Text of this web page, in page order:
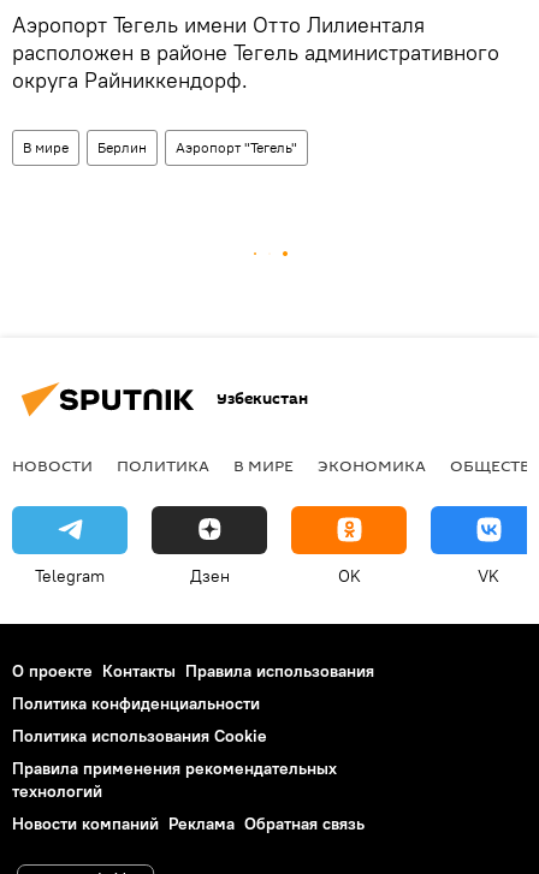
Аэропорт Тегель имени Отто Лилиенталя
расположен в районе Тегель административного
округа Райниккендорф.
В мире Берлин Аэропорт "Тегель"
Узбекистан
НОВОСТИ ПОЛИТИКА В МИРЕ ЭКОНОМИКА
Telegram Дзен OK VK
О проекте Контакты Правила использования
Политика конфиденциальности
Политика использования Cookie
Правила применения рекомендательных
технологий
Новости компаний Реклама Обратная связь